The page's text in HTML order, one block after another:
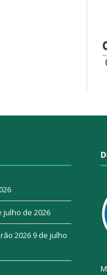
julho de 2026
20269 de julho